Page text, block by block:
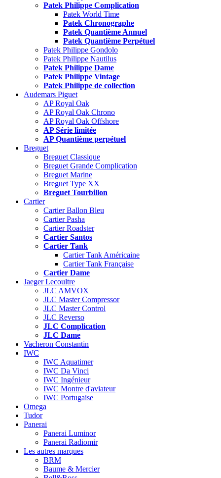
Patek Philippe Complication
Patek World Time
Patek Chronographe
Patek Quantième Annuel
Patek Quantième Perpétuel
Patek Philippe Gondolo
Patek Philippe Nautilus
Patek Philippe Dame
Patek Philippe Vintage
Patek Philippe de collection
Audemars Piguet
AP Royal Oak
AP Royal Oak Chrono
AP Royal Oak Offshore
AP Série limitée
AP Quantième perpétuel
Breguet
Breguet Classique
Breguet Grande Complication
Breguet Marine
Breguet Type XX
Breguet Tourbillon
Cartier
Cartier Ballon Bleu
Cartier Pasha
Cartier Roadster
Cartier Santos
Cartier Tank
Cartier Tank Américaine
Cartier Tank Française
Cartier Dame
Jaeger Lecoultre
JLC AMVOX
JLC Master Compressor
JLC Master Control
JLC Reverso
JLC Complication
JLC Dame
Vacheron Constantin
IWC
IWC Aquatimer
IWC Da Vinci
IWC Ingénieur
IWC Montre d'aviateur
IWC Portugaise
Omega
Tudor
Panerai
Panerai Luminor
Panerai Radiomir
Les autres marques
BRM
Baume & Mercier